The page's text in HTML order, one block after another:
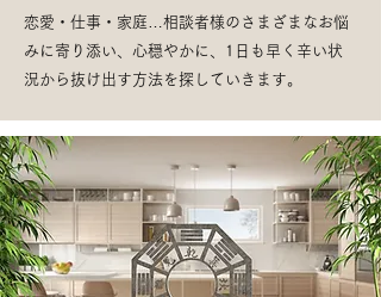
恋愛・仕事・家庭…相談者様のさまざまなお悩
みに寄り添い、心穏やかに、1日も早く辛い状
況から抜け出す方法を探していきます。